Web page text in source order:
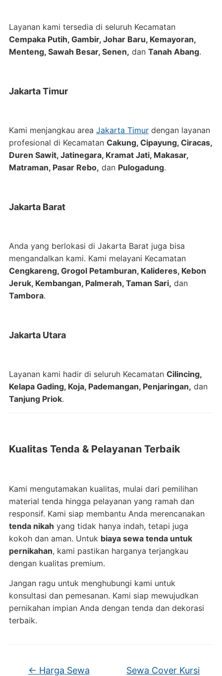
Layanan kami tersedia di seluruh Kecamatan
Cempaka Putih, Gambir, Johar Baru, Kemayoran,
Menteng, Sawah Besar, Senen, dan Tanah Abang.
Jakarta Timur
Kami menjangkau area Jakarta Timurdengan layanan
profesional di Kecamatan Cakung, Cipayung, Ciracas,
Duren Sawit, Jatinegara, Kramat Jati, Makasar,
Matraman, Pasar Rebo, dan Pulogadung.
Jakarta Barat
Anda yang berlokasi di Jakarta Barat juga bisa
mengandalkan kami. Kami melayani Kecamatan
Cengkareng, Grogol Petamburan, Kalideres, Kebon
Jeruk, Kembangan, Palmerah, Taman Sari, dan
Tambora.
Jakarta Utara
Layanan kami hadir di seluruh Kecamatan Cilincing,
Kelapa Gading, Koja, Pademangan, Penjaringan, dan
Tanjung Priok.
Kualitas Tenda & Pelayanan Terbaik
Kami mengutamakan kualitas, mulai dari pemilihan
material tenda hingga pelayanan yang ramah dan
responsif. Kami siap membantu Anda merencanakan
tenda nikah yang tidak hanya indah, tetapi juga
kokoh dan aman. Untuk biaya sewa tenda untuk
pernikahan, kami pastikan harganya terjangkau
dengan kualitas premium.
Jangan ragu untuk menghubungi kami untuk
konsultasi dan pemesanan. Kami siap mewujudkan
pernikahan impian Anda dengan tenda dan dekorasi
terbaik.
← Harga Sewa
Sewa Cover Kursi